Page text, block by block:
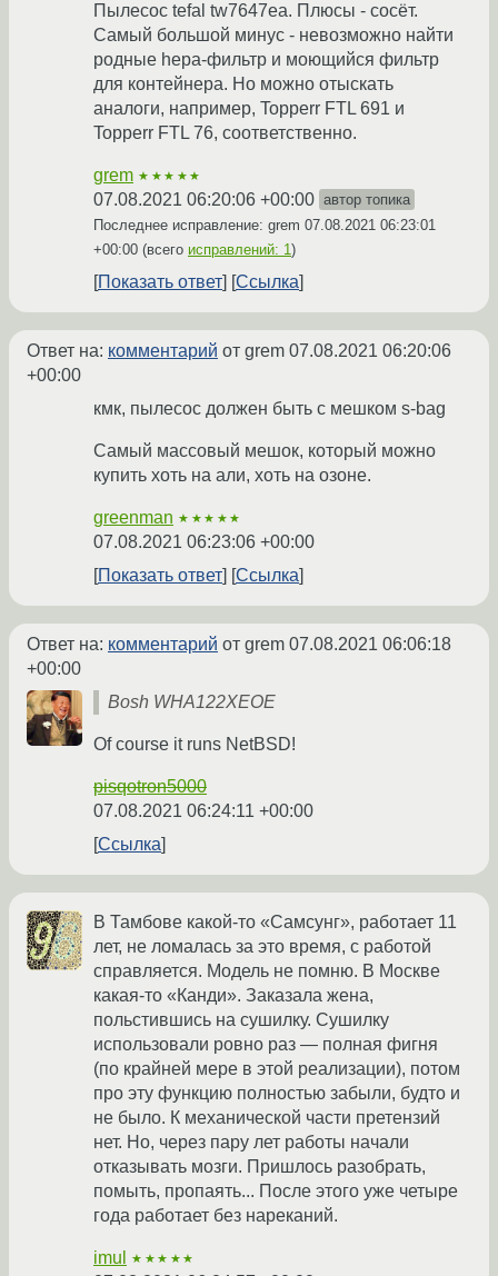
Пылесос tefal tw7647ea. Плюсы - сосёт.
Самый большой минус - невозможно найти
родные hepa-фильтр и моющийся фильтр
для контейнера. Но можно отыскать
аналоги, например, Topperr FTL 691 и
Topperr FTL 76, соответственно.
grem ★★★★★
07.08.2021 06:20:06 +00:00 автор топика
Последнее исправление: grem 07.08.2021 06:23:01
+00:00 (всего исправлений: 1)
Показать ответ Ссылка
Ответ на: комментарий от grem 07.08.2021 06:20:06
+00:00
кмк, пылесос должен быть с мешком s-bag
Самый массовый мешок, который можно
купить хоть на али, хоть на озоне.
greenman ★★★★★
07.08.2021 06:23:06 +00:00
Показать ответ
Ссылка
Ответ на: комментарий от grem 07.08.2021 06:06:18
+00:00
Bosh WHA122XEOE
Of course it runs NetBSD!
pisqotron5000
07.08.2021 06:24:11 +00:00
Ссылка
В Тамбове какой-то «Самсунг», работает 11
лет, не ломалась за это время, с работой
справляется. Модель не помню. В Москве
какая-то «Канди». Заказала жена,
польстившись на сушилку. Сушилку
использовали ровно раз — полная фигня
(по крайней мере в этой реализации), потом
про эту функцию полностью забыли, будто и
не было. К механической части претензий
нет. Но, через пару лет работы начали
отказывать мозги. Пришлось разобрать,
помыть, пропаять... После этого уже четыре
года работает без нареканий.
imul ★★★★★